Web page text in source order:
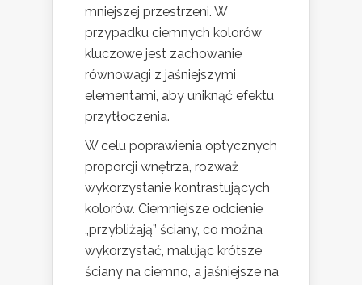
mniejszej przestrzeni. W
przypadku ciemnych kolorów
kluczowe jest zachowanie
równowagi z jaśniejszymi
elementami, aby uniknąć efektu
przytłoczenia.
W celu poprawienia optycznych
proporcji wnętrza, rozważ
wykorzystanie kontrastujących
kolorów. Ciemniejsze odcienie
„przybliżają” ściany, co można
wykorzystać, malując krótsze
ściany na ciemno, a jaśniejsze na